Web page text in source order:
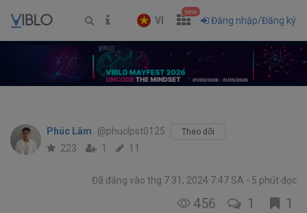
VI
new
Đăng nhập/Đăng ký
Phúc Lâm @phuclpst0125 Theo dõi
223 1 11
Đã đăng vào thg 7 31, 2024 7:47 SA 5 phút đọc
456 1 1